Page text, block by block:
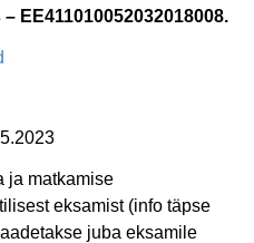
EE411010052032018008.
ja matkamise
eksamist (info täpse
juba eksamile